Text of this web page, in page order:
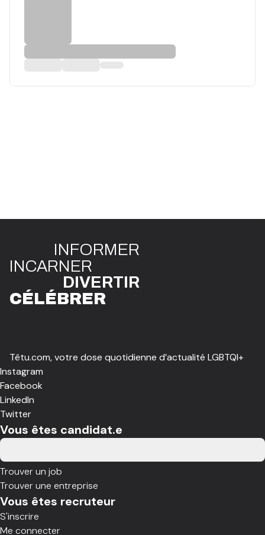
INFORMER
INCARNER
DIVERTIR
CÉLÉBRER
Têtu.com, votre dose quotidienne d’actualité LGBTQI+
Instagram
Facebook
LinkedIn
Twitter
Vous êtes candidat.e
Trouver un job
Trouver une entreprise
Vous êtes recruteur
S'inscrire
Me connecter